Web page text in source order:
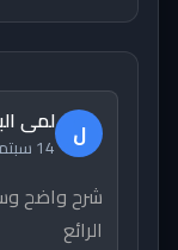
ل لمى
14 سبتمبر 2025
شرح واضح
الرائع